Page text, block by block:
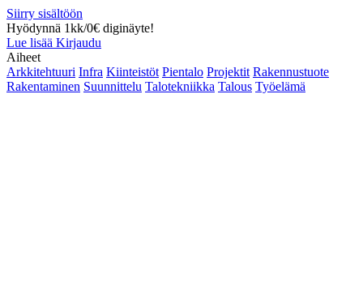
Siirry sisältöön
Hyödynnä 1kk/0€ diginäyte!
Lue lisää Kirjaudu
Aiheet
Arkkitehtuuri Infra Kiinteistöt Pientalo Projektit Rakennustuote
Rakentaminen Suunnittelu Talotekniikka Talous Työelämä